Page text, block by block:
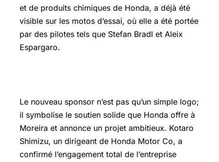
et de produits chimiques de Honda, a déjà été
visible sur les motos d’essai, où elle a été portée
par des pilotes tels que Stefan Bradl et Aleix
Espargaro.
Le nouveau sponsor n’est pas qu’un simple logo;
il symbolise le soutien solide que Honda offre à
Moreira et annonce un projet ambitieux. Kotaro
Shimizu, un dirigeant de Honda Motor Co, a
confirmé l’engagement total de l’entreprise